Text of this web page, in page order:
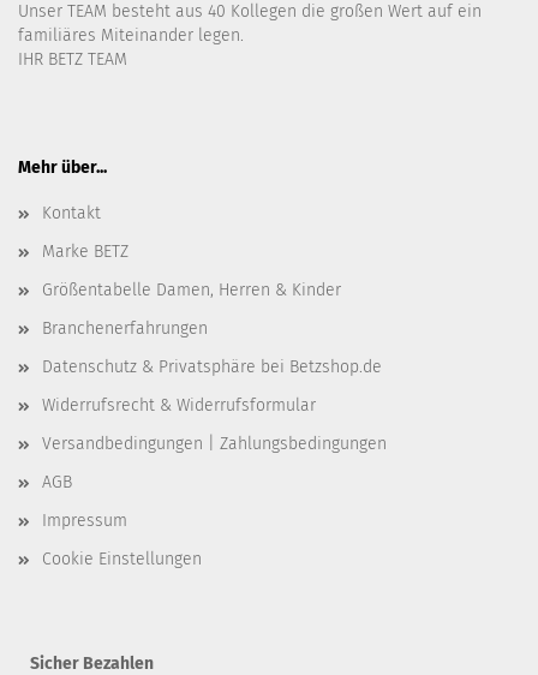
Unser TEAM besteht aus 40 Kollegen die großen Wert auf ein
familiäres Miteinander legen.
IHR BETZ TEAM
Mehr über...
Kontakt
Marke BETZ
Größentabelle Damen, Herren & Kinder
Branchenerfahrungen
Datenschutz & Privatsphäre bei Betzshop.de
Widerrufsrecht & Widerrufsformular
Versandbedingungen | Zahlungsbedingungen
AGB
Impressum
Cookie Einstellungen
Sicher Bezahlen